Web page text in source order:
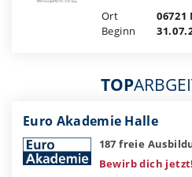
Ort
Beginn
TOP
Euro Akademie Halle
187 freie
Bewirb dich jetzt!